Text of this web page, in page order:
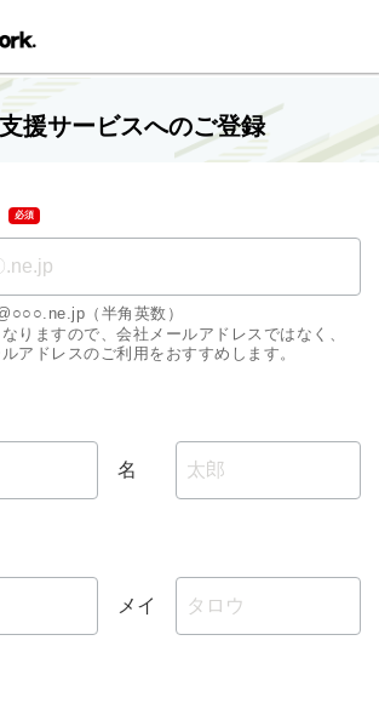
援サービスへのご登録
（半角英数）
りますので、会社メールアドレスではなく、
アドレスのご利用をおすすめします。
名
メイ